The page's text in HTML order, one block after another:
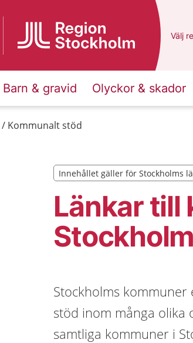
Du
Välj
Barn & gravid Olyckor & skador
Kommunalt stöd
Länkar till
Innehållet gäller för Stockholms
Innehållet gäller för Stockholms
Stockholms
stöd inom många olika
samtliga kommuner i